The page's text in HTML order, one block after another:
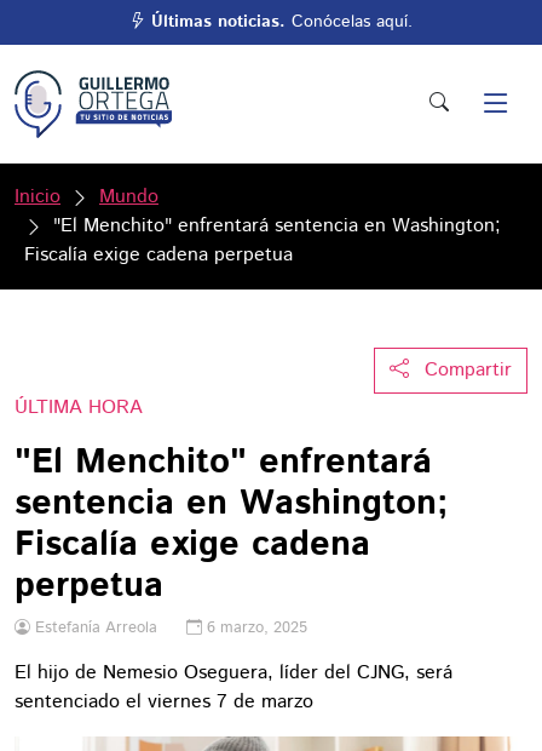
Últimas noticias. Conócelas aquí.
Inicio
Mundo
"El Menchito" enfrentará sentencia en Washington;
Fiscalía exige cadena perpetua
Compartir
ÚLTIMA HORA
"El Menchito" enfrentará
sentencia en Washington;
Fiscalía exige cadena
perpetua
Estefanía Arreola 6 marzo, 2025
El hijo de Nemesio Oseguera, líder del CJNG, será
sentenciado el viernes 7 de marzo